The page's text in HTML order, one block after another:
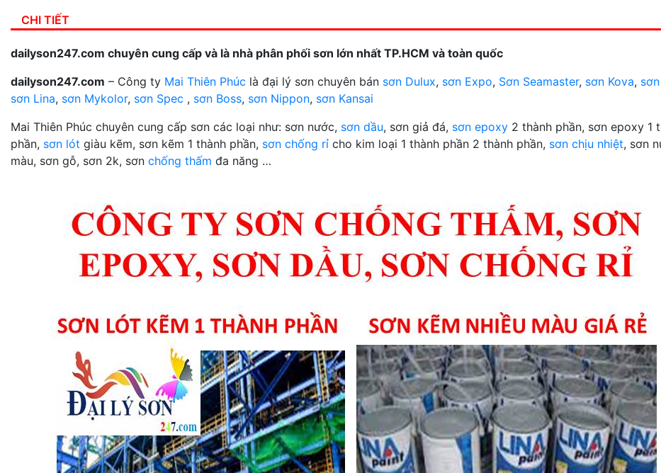
CHI TIẾT
dailyson247.com chuyên cung cấp và là nhà phân phối sơn lớn nhất TP.HCM và toàn quốc
dailyson247.com – Công ty Mai Thiên Phúc là đại lý sơn chuyên bán sơn Dulux, sơn Expo, Sơn Seamaster, sơn Kova,
sơn Lina, sơn Mykolor, sơn Spec , sơn Boss, sơn Nippon, sơn Kansai
Mai Thiên Phúc chuyên cung cấp sơn các loại như: sơn nước, sơn dầu, sơn giả đá, sơn epoxy 2 thành phần, sơn epoxy 1
phần, sơn lót giàu kẽm, sơn kẽm 1 thành phần, sơn chống rỉ cho kim loại 1 thành phần 2 thành phần, sơn chịu nhiệt, sơn
màu, sơn gỗ, sơn 2k, sơn chống thấm đa năng …